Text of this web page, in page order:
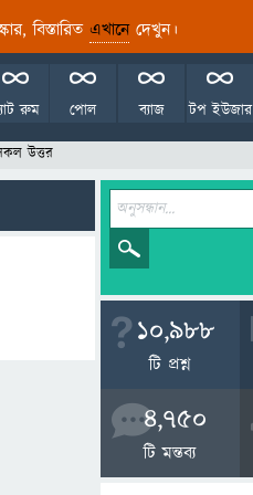
বিস্তারিত এখানেদেখুন।
টপ ইউজার
ব্যাজ
পোল
রুম
উত্তর
10,988
টি প্রশ্ন
4,750
টি মন্তব্য